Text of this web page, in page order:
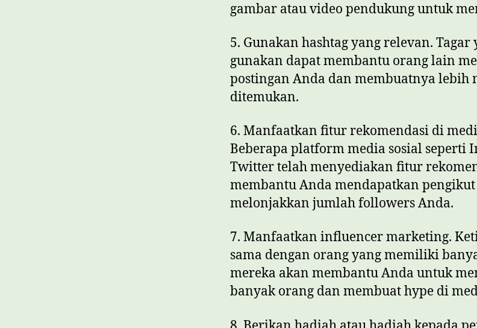
gambar atau video pendukung untuk
5. Gunakan hashtag yang relevan. Tagar
gunakan dapat membantu orang lain
postingan Anda dan membuatnya lebih
ditemukan.
6. Manfaatkan fitur rekomendasi di
Beberapa platform media sosial seperti
Twitter telah menyediakan fitur
membantu Anda mendapatkan
melonjakkan jumlah followers Anda.
7. Manfaatkan influencer marketing.
sama dengan orang yang memiliki
mereka akan membantu Anda untuk
banyak orang dan membuat hype di